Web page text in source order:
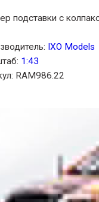
подставки с
IXO Models
1:43
RAM986.22